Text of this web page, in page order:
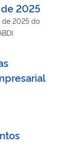
2025
de 2025 do